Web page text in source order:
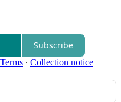
Subscribe
Terms ∙ Collection notice